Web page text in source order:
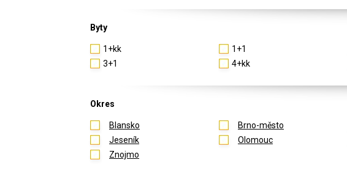
Byty
1+kk 1+1
3+1
4+kk
Okres
Blansko Brno-město
Jeseník
Olomouc
Znojmo